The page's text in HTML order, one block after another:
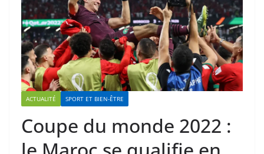
ACTUALITÉ SPORT ET BIEN-ÊTRE
Coupe du monde 2022 :